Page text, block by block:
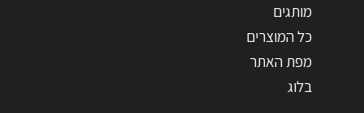
מותגים
כל המוצרים
מפת האתר
בלוג